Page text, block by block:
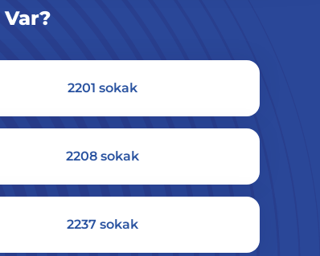
2201 sokak
2208 sokak
2237 sokak